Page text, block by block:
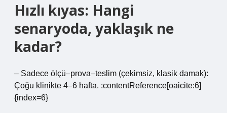
Hızlı kıyas: Hangi
senaryoda, yaklaşık ne
kadar?
– Sadece ölçü–prova–teslim (çekimsiz, klasik damak):
Çoğu klinikte 4–6 hafta. :contentReference[oaicite:6]
{index=6}